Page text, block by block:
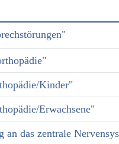
Kinder"
Erwachsene"
das zentrale